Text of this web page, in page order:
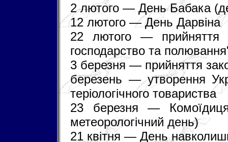
2 лютого — День Бабака
12 лютого — День Дарвіна
22 лютого — прийняття
господарство та
3 березня — прийняття
березень — утворення
теріологічного товариства
23 березня —
метеорологічний день)
21 квітня — День